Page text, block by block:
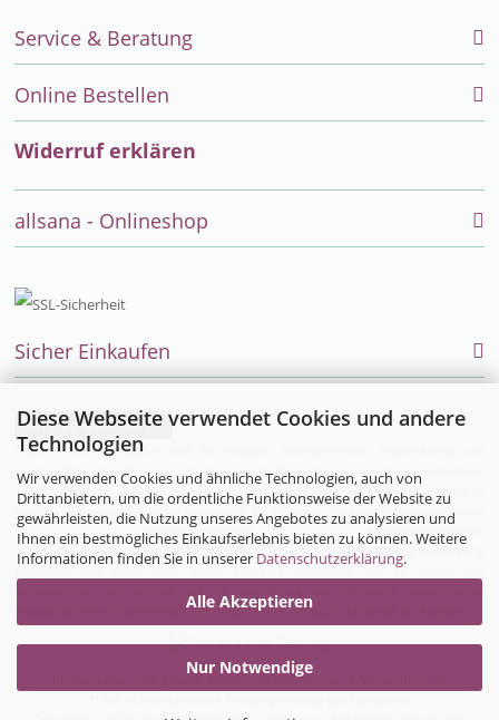
Diese Webseite verwendet Cookies und andere
Technologien
Wir verwenden Cookies und ähnliche Technologien, auch von
Drittanbietern, um die ordentliche Funktionsweise der Website zu
gewährleisten, die Nutzung unseres Angebotes zu analysieren und
Ihnen ein bestmögliches Einkaufserlebnis bieten zu können. Weitere
Informationen finden Sie in unserer Datenschutzerklärung.
Alle Akzeptieren
Nur Notwendige
Service & Beratung
Online Bestellen
Widerruf erklären
allsana - Onlineshop
Sicher Einkaufen
Vertrag widerrufen
Endlich einfach einkaufen auch für Allergiker, Neurodermitiker, Umweltkranke und
sensible Menschen. Alles was Allergiker im täglichen Leben bei Allergie, Neurodermitis
und MCS brauchen, bietet die Firma allsana- Produkte für Allergiker im Online-Shop zu
kaufen an: Bettwaren und für Allergiker,
Encasing (Milbenbettwäsche
für Hausstauballergiker), Neurodermitisoverall
Neurodermitiskleidung,
Hautpflegeprodukte ,Kosmetik , Waschmittel
und vieles mehr wurde sorgfältig ausgewählt und zu einem sehr
Produktsortiment zusammengestellt. Besuchen Sie uns auch auf
Preisangaben inkl. gesetzl. MwSt. und zzgl. Service- & Versandkosten